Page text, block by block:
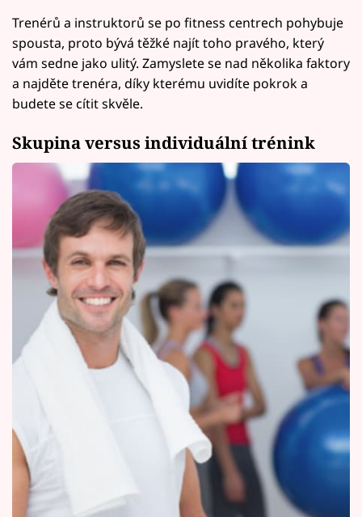
Trenérů a instruktorů se po fitness centrech pohybuje
spousta, proto bývá těžké najít toho pravého, který
vám sedne jako ulitý. Zamyslete se nad několika faktory
a najděte trenéra, díky kterému uvidíte pokrok a
budete se cítit skvěle.
Skupina versus individuální trénink